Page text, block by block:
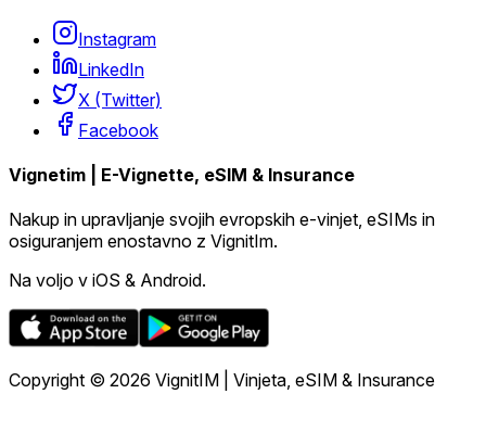
Instagram
LinkedIn
X (Twitter)
Facebook
Vignetim | E-Vignette, eSIM & Insurance
Nakup in upravljanje svojih evropskih e-vinjet, eSIMs in
osiguranjem enostavno z VignitIm.
Na voljo v iOS & Android.
Copyright © 2026 VignitIM | Vinjeta, eSIM & Insurance